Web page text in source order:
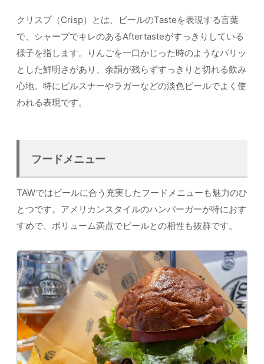
クリスプ（Crisp）とは、ビールのTasteを表現する言葉
で、シャープでキレのあるAftertasteがすっきりしている
様子を指します。りんごを一口かじった時のようなパリッ
とした鮮明さがあり、余韻が残らずすっきりと切れる飲み
心地。特にピルスナーやラガーなどの淡色ビールでよく使
われる表現です。
フードメニュー
TAWではビールに合う充実したフードメニューも魅力のひ
とつです。アメリカンスタイルのハンバーガーが特におす
すめで、ボリューム満点でビールとの相性も抜群です。